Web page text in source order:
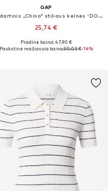
GAP
Standartinis „Chino“ stiliaus kelnės 'DOWNTOWN'
25,74 €
Galimi dydžiai: 34, 36, 38, 40, 44
Pradinė kaina: 47,90 €
Paskutinė mažiausia kaina:30,03 €-14%